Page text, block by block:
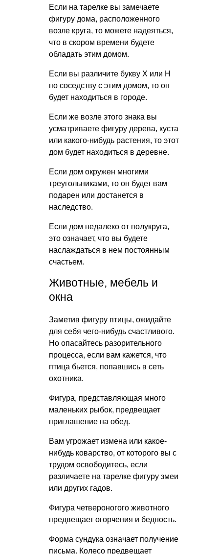
Если на тарелке вы замечаете
фигуру дома, расположенного
возле круга, то можете надеяться,
что в скором времени будете
обладать этим домом.
Если вы различите букву X или Н
по соседству с этим домом, то он
будет находиться в городе.
Если же возле этого знака вы
усматриваете фигуру дерева, куста
или какого-нибудь растения, то этот
дом будет находиться в деревне.
Если дом окружен многими
треугольниками, то он будет вам
подарен или достанется в
наследство.
Если дом недалеко от полукруга,
это означает, что вы будете
наслаждаться в нем постоянным
счастьем.
Животные, мебель и
окна
Заметив фигуру птицы, ожидайте
для себя чего-нибудь счастливого.
Но опасайтесь разорительного
процесса, если вам кажется, что
птица бьется, попавшись в сеть
охотника.
Фигура, представляющая много
маленьких рыбок, предвещает
приглашение на обед.
Вам угрожает измена или какое-
нибудь коварство, от которого вы с
трудом освободитесь, если
различаете на тарелке фигуру змеи
или других гадов.
Фигура четвероногого животного
предвещает огорчения и бедность.
Форма сундука означает получение
письма. Колесо предвещает